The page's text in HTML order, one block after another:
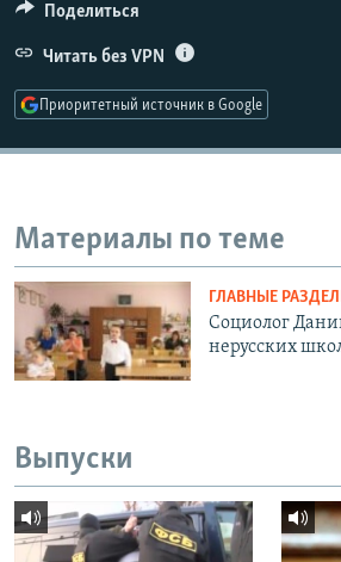
Все сайты РСЕ/РС
Поделиться
Читать без VPN
Приоритетный источник в Google
Материалы по теме
ГЛАВНЫЕ
Социолог
нерусских
Выпуски